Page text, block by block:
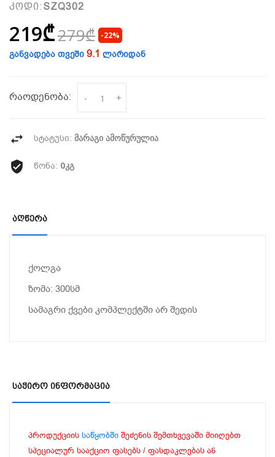
კოდი: SZQ302
219₾279₾ -22%
განვადება თვეში 9.1 ლარიდან
რაოდენობა: - +
სტატუსი: მარაგი ამოწურულია
წონა: 0კგ
Აღწერა
ქოლგა
ზომა: 300სმ
სამაგრი ქვები კომპლექტში არ შედის
Საჭირო Ინფორმაცია
პროდუქციის საწყობში შეძენის შემთხვევაში მიიღებთ
სპეციალურ სააქციო ფასებს / ფასდაკლებას ან